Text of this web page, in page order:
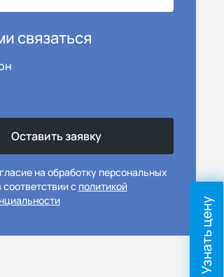
связаться
на обработку персональных
с политикой
Узнать цену